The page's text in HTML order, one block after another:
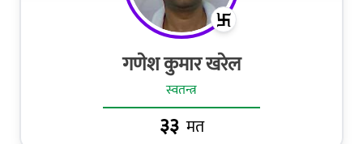
गणेश कुमार खरेल
स्वतन्त्र
३३ मत